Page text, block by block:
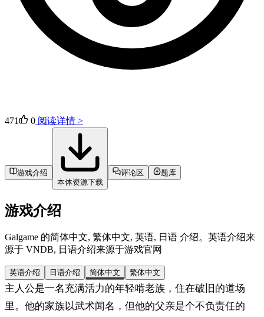
471 0 阅读详情 >
游戏介绍
本体资源下载
评论区 题库
游戏介绍
Galgame 的简体中文, 繁体中文, 英语, 日语 介绍。英语介绍来
源于 VNDB, 日语介绍来源于游戏官网
英语介绍 日语介绍 简体中文 繁体中文
主人公是一名充满活力的年轻啃老族，住在破旧的道场
里。他的家族以武术闻名，但他的父亲是个不负责任的